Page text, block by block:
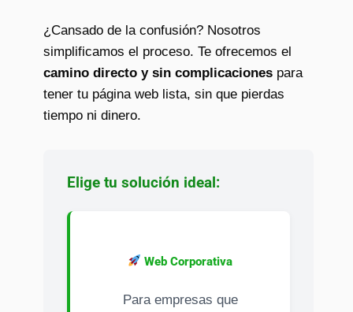
¿Cansado de la confusión? Nosotros
simplificamos el proceso. Te ofrecemos el
camino directo y sin complicaciones para
tener tu página web lista, sin que pierdas
tiempo ni dinero.
Elige tu solución ideal:
Web Corporativa
Para empresas que